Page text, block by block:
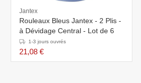
Jantex
Rouleaux Bleus Jantex - 2 Plis -
à Dévidage Central - Lot de 6
1-3 jours ouvrés
21,08 €